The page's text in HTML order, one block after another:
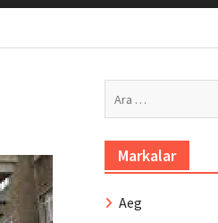
Markalar
Aeg